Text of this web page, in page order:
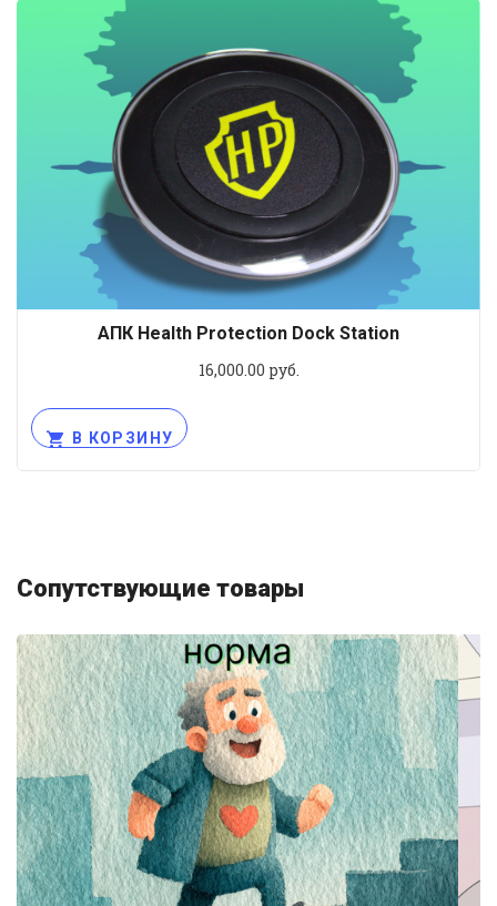
АПК Health Protection Dock Station
16,000.00 руб.
В КОРЗИНУ
Сопутствующие товары